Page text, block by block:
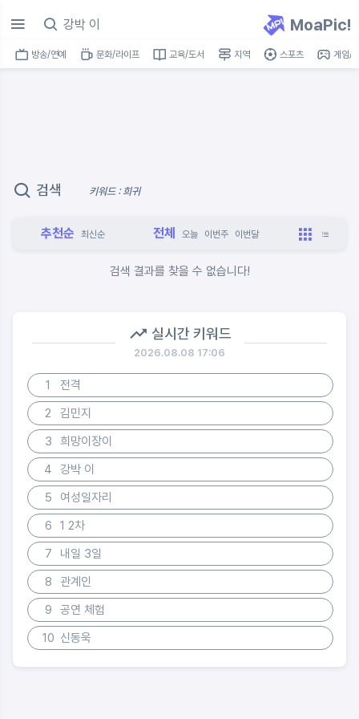
MoaPic!
방송/연예 문화/라이프 교육/도서 지역 스포츠 게임/
검색 키워드 : 희귀
추천순 최신순 전체 오늘 이번주 이번달
검색 결과를 찾을 수 없습니다!
실시간 키워드
2026.08.08 17:06
1
전격
2
김민지
3
희망이장이
4
강박 이
5
여성일자리
6
1 2차
7
내일 3일
8
관계인
9
공연 체험
10 신동욱